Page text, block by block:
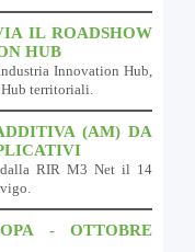
IL ROADSHOW
HUB
Innovation Hub,
territoriali.
(AM) DA
dalla RIR M3 Net il 14
- OTTOBRE